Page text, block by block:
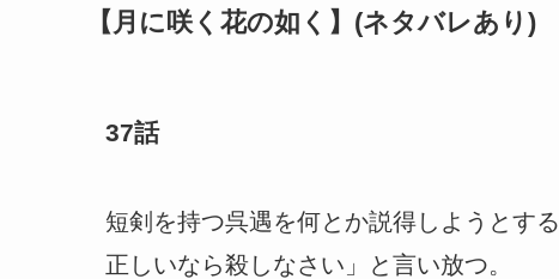
【月に咲く花の如く】(ネタバレあり)
37話
短剣を持つ呉遇を何とか説得しようとす
正しいなら殺しなさい」と言い放つ。